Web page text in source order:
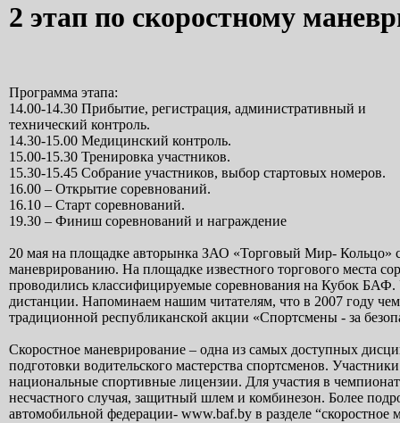
2 этап по скоростному
Программа этапа:
14.00-14.30 Прибытие, регистрация, административный и
технический контроль.
14.30-15.00 Медицинский контроль.
15.00-15.30 Тренировка участников.
15.30-15.45 Собрание участников, выбор стартовых номеров.
16.00 – Открытие соревнований.
16.10 – Старт соревнований.
19.30 – Финиш соревнований и награждение
20 мая на площадке авторынка ЗАО «Торговый Мир- Кольцо»
маневрированию. На площадке известного торгового места
проводились классифицируемые соревнования на Кубок БАФ.
дистанции. Напоминаем нашим читателям, что в 2007 году
традиционной республиканской акции «Спортсмены - за
Скоростное маневрирование – одна из самых доступных
подготовки водительского мастерства спортсменов.
национальные спортивные лицензии. Для участия в
несчастного случая, защитный шлем и комбинезон. Более
автомобильной федерации- www.baf.by в разделе “скоростное